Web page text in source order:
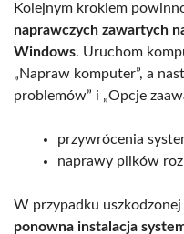
Kolejnym krokiem
naprawczych zawartych
Windows. Uruchom
„Napraw komputer”, a
problemów” i „Opcje
przywrócenia
naprawy plików
W przypadku
ponowna instalacja